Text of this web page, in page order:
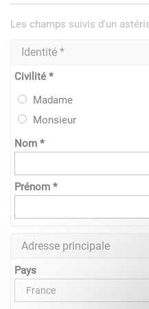
Les champs suivis d'un
Identité *
Civilité *
Madame
Monsieur
Nom *
Prénom *
Adresse principale
Pays
France